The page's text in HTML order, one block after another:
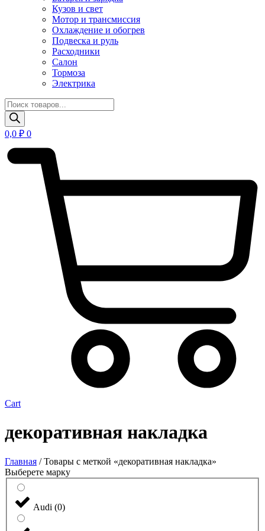
Кузов и свет
Мотор и трансмиссия
Охлаждение и обогрев
Подвеска и руль
Расходники
Салон
Тормоза
Электрика
Поиск
товаров
0,0 ₽ 0
Cart
декоративная накладка
Главная / Товары с меткой «декоративная накладка»
Выберете марку
Audi (0)